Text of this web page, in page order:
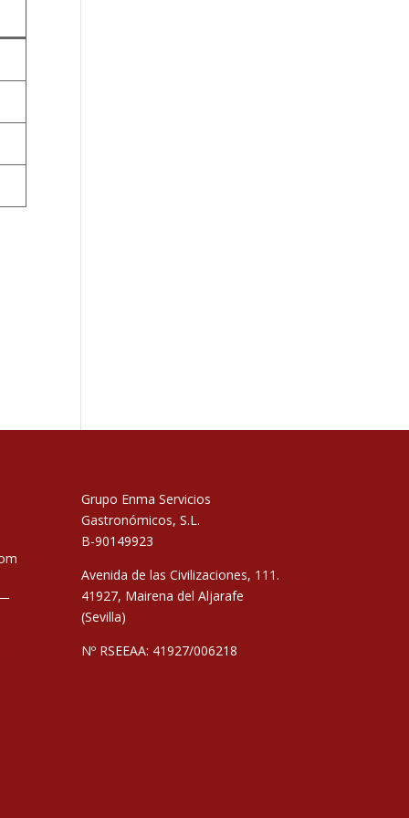
Grupo Enma Servicios
Gastronómicos, S.L.
B-90149923
Avenida de las Civilizaciones, 111.
41927, Mairena del Aljarafe
(Sevilla)
Nº RSEEAA: 41927/006218